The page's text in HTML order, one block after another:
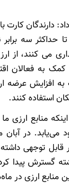
دارندگان کارت
حداکثر سه
می کنند، از
کمک به فعالان
به افزایش عرضه
استفاده کنند.
اینکه منابع
می‌یابد. در
قابل توجهی
گسترش پیدا
ارزی در